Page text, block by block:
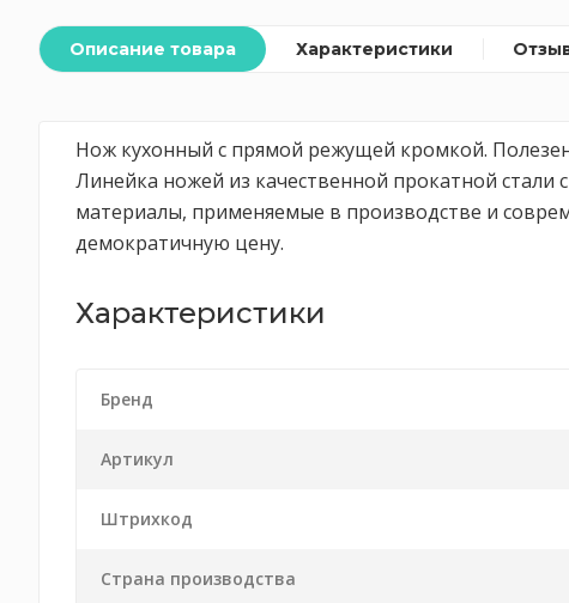
Описание товара Характеристики
Нож кухонный с прямой режущей кромкой.
Линейка ножей из качественной прокатной
материалы, применяемые в производстве и
демократичную цену.
Характеристики
Бренд
Артикул
Штрихкод
Страна производства